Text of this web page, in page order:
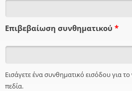
Επιβεβαίωση συνθηματικού *
Εισάγετε ένα συνθηματικό εισόδου για
πεδία.